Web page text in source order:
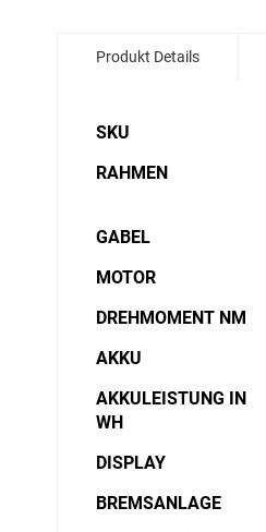
Produkt Details
Details
SKU
RAHMEN
GABEL
MOTOR
DREHMOMENT NM
AKKU
AKKULEISTUNG IN
WH
DISPLAY
BREMSANLAGE